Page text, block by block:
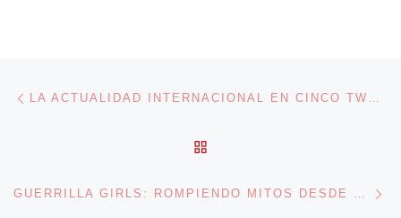
Navegación de entradas LA ACTUALIDAD INTERNACIONAL EN CINCO TWEETS
GUERRILLA GIRLS: ROMPIENDO MITOS DESDE 1985